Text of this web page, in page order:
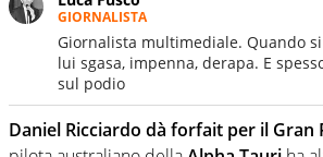
GIORNALISTA
Giornalista multimediale. Quando
lui sgasa, impenna, derapa. E
sul podio
Daniel Ricciardo dà forfait per il Gran